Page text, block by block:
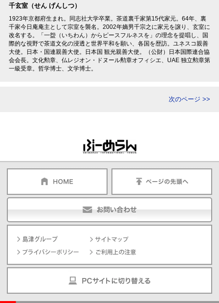
千玄室（せん げんしつ）
1923年京都府生まれ。同志社大学卒業。茶道裏千家第15代家元。64年、裏
千家今日庵庵主として宗室を襲名。2002年嫡男千宗之に家元を譲り、玄室に
改名する。「一盌（いちわん）からピースフルネスを」の理念を提唱し、国
際的な視野で茶道文化の浸透と世界平和を願い、各国を歴訪。ユネスコ親善
大使。日本・国連親善大使。日本国 観光親善大使。（公財）日本国際連合協
会会長。文化勲章、仏レジオン・ドヌール勲章オフィシエ、UAE 独立勲章第
一級受章。哲学博士、文学博士。
次のページ >>